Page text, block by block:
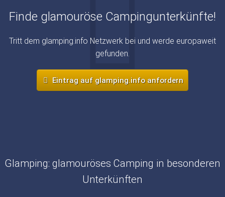
Finde glamouröse Campingunterkünfte!
Tritt dem glamping.info Netzwerk bei und werde europaweit
gefunden.
Eintrag auf glamping.info anfordern
Glamping: glamouröses Camping in besonderen
Unterkünften